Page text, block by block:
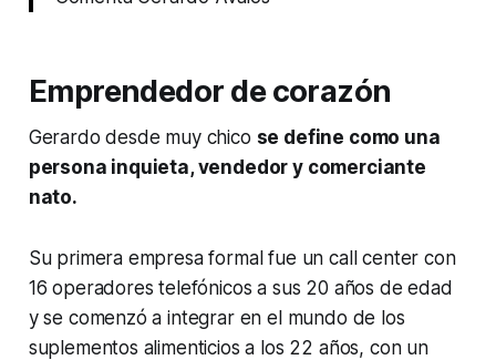
Emprendedor de corazón
Gerardo desde muy chico se define como una
persona inquieta, vendedor y comerciante
nato.
Su primera empresa formal fue un call center con
16 operadores telefónicos a sus 20 años de edad
y se comenzó a integrar en el mundo de los
suplementos alimenticios a los 22 años, con un